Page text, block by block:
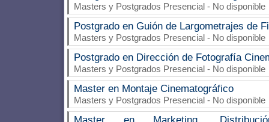
Masters y Postgrados Presencial - No disponible
Postgrado en Guión de Largometrajes de
Masters y Postgrados Presencial - No disponible
Postgrado en Dirección de Fotografía
Masters y Postgrados Presencial - No disponible
Master en Montaje Cinematográfico
Masters y Postgrados Presencial - No disponible